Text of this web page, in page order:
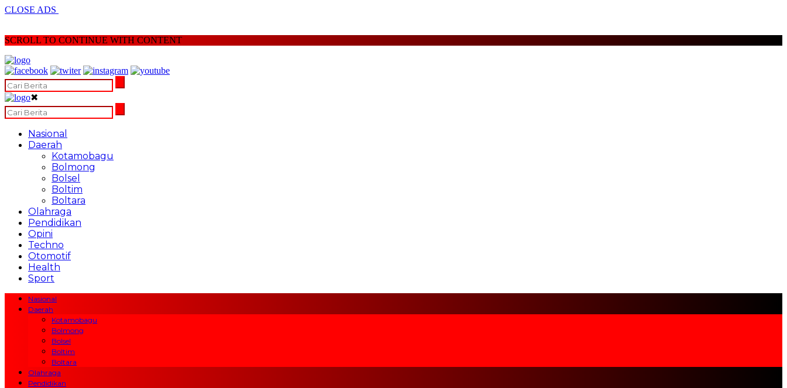
CLOSE ADS
SCROLL TO CONTINUE WITH CONTENT
✖
Nasional
Daerah
Kotamobagu
Bolmong
Bolsel
Boltim
Boltara
Olahraga
Pendidikan
Opini
Techno
Otomotif
Health
Sport
Nasional
Daerah
Kotamobagu
Bolmong
Bolsel
Boltim
Boltara
Olahraga
Pendidikan